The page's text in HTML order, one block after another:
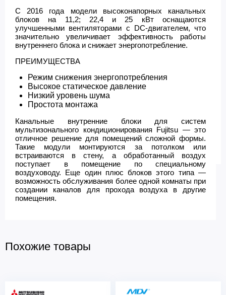
С 2016 года модели высоконапорных канальных
блоков на 11,2; 22,4 и 25 кВт оснащаются
улучшенными вентиляторами с DC-двигателем, что
значительно увеличивает эффективность работы
внутреннего блока и снижает энергопотребление.
ПРЕИМУЩЕСТВА
Режим снижения энергопотребления
Высокое статическое давление
Низкий уровень шума
Простота монтажа
Канальные внутренние блоки для систем
мультизонального кондиционирования Fujitsu — это
отличное решение для помещений сложной формы.
Такие модули монтируются за потолком или
встраиваются в стену, а обработанный воздух
поступает в помещение по специальному
воздуховоду. Еще один плюс блоков этого типа —
возможность обслуживания более одной комнаты при
создании каналов для прохода воздуха в другие
помещения.
Похожие товары